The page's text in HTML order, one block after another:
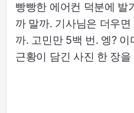
빵빵한 에어컨 덕분에 발
까 말까. 기사님은 더우
까. 고민만 5백 번. 엥? 이
근황이 담긴 사진 한 장을